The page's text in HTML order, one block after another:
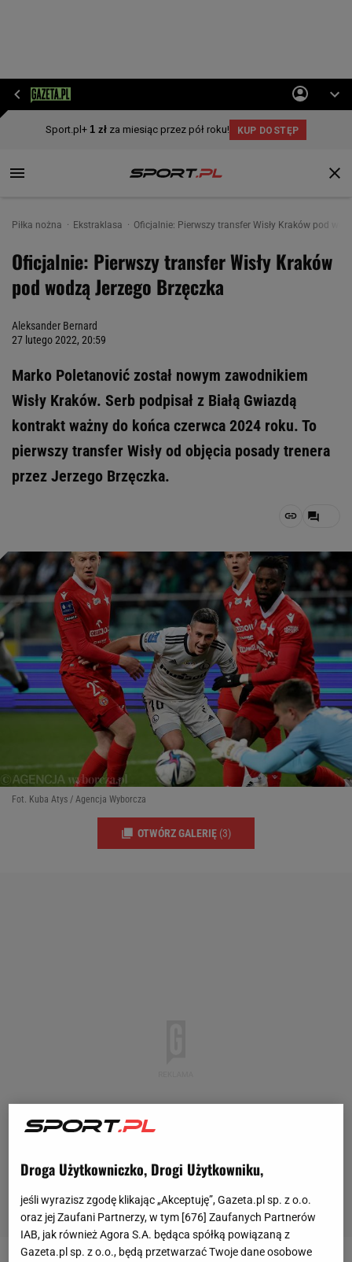
Piłka nożna Ekstraklasa Oficjalnie: Pierwszy transfer Wisły Kraków pod
Oficjalnie: Pierwszy transfer Wisły Kraków
pod wodzą Jerzego Brzęczka
Aleksander Bernard
27 lutego 2022, 20:59
Marko Poletanović został nowym zawodnikiem
Wisły Kraków. Serb podpisał z Białą Gwiazdą
kontrakt ważny do końca czerwca 2024 roku. To
pierwszy transfer Wisły od objęcia posady trenera
przez Jerzego Brzęczka.
Fot. Kuba Atys / Agencja Wyborcza
OTWÓRZ GALERIĘ (3)
Droga Użytkowniczko, Drogi Użytkowniku,
jeśli wyrazisz zgodę klikając „Akceptuję”, Gazeta.pl sp. z o.o.
oraz jej Zaufani Partnerzy, w tym [676] Zaufanych Partnerów
IAB, jak również Agora S.A. będąca spółką powiązaną z
Gazeta.pl sp. z o.o., będą przetwarzać Twoje dane osobowe